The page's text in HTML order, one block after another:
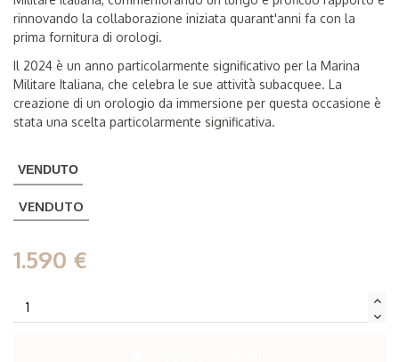
rinnovando la collaborazione iniziata quarant'anni fa con la
prima fornitura di orologi.
Il 2024 è un anno particolarmente significativo per la Marina
Militare Italiana, che celebra le sue attività subacquee. La
creazione di un orologio da immersione per questa occasione è
stata una scelta particolarmente significativa.
VENDUTO
VENDUTO
1.590 €